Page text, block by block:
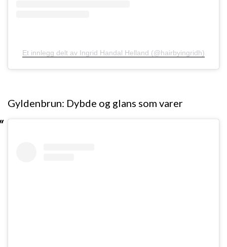
Et innlegg delt av Ingrid Handal Helland (@hairbyingridh)
Gyldenbrun: Dybde og glans som varer